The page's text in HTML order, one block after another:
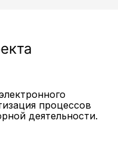
процессов
деятельности.